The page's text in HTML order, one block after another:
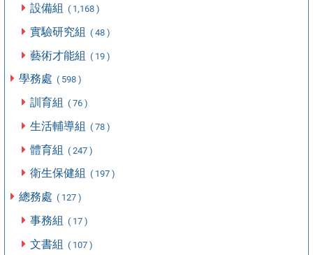
設備組 ( 1,168 )
實驗研究組 ( 48 )
藝術才能組 ( 19 )
學務處 ( 598 )
訓育組 ( 76 )
生活輔導組 ( 78 )
體育組 ( 247 )
衛生保健組 ( 197 )
總務處 ( 127 )
事務組 ( 17 )
文書組 ( 107 )